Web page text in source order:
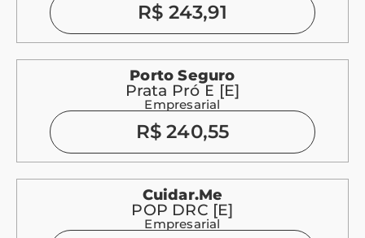
R$ 243,91
Porto Seguro
Prata Pró E [E]
Empresarial
R$ 240,55
Cuidar.me
POP DRC [E]
Empresarial